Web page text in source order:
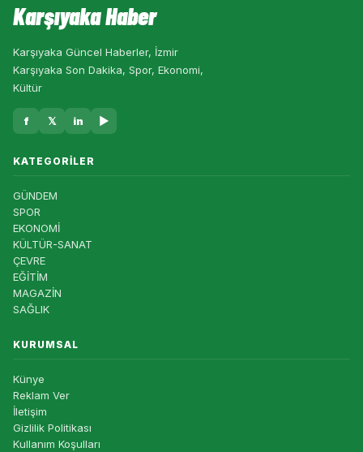
Karşıyaka Haber
Karşıyaka Güncel Haberler, İzmir
Karşıyaka Son Dakika, Spor, Ekonomi,
Kültür
f 𝕏 in ▶
KATEGORILER
GÜNDEM
SPOR
EKONOMİ
KÜLTÜR-SANAT
ÇEVRE
EĞİTİM
MAGAZİN
SAĞLIK
KURUMSAL
Künye
Reklam Ver
İletişim
Gizlilik Politikası
Kullanım Koşulları